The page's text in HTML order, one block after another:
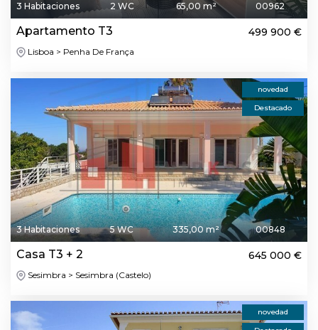
3 Habitaciones 2 WC 65,00 m² 00962
Apartamento T3 499 900 €
Lisboa > Penha De França
novedad
Destacado
3 Habitaciones 5 WC 335,00 m² 00848
Casa T3 + 2 645 000 €
Sesimbra > Sesimbra (Castelo)
novedad